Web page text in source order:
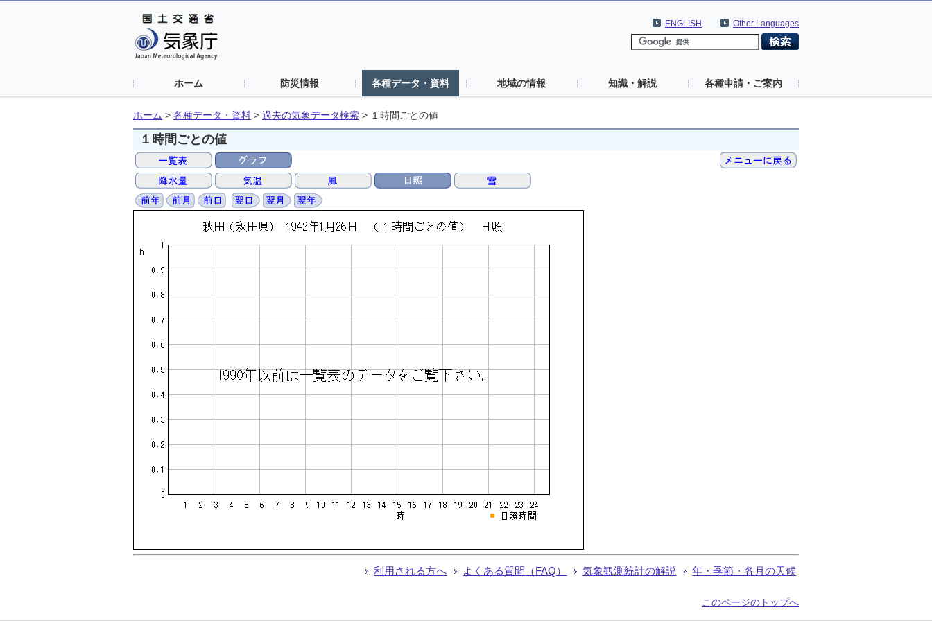
Other Languages
ENGLISH
ホーム 防災情報 各種データ・資料 地域の情報 知識・解説 各種申請・ご案内
ホーム > 各種データ・資料 > 過去の気象データ検索 > １時間ごとの値
１時間ごとの値
利用される方へ よくある質問（FAQ） 気象観測統計の解説 年・季節・各月の天候
このページのトップへ